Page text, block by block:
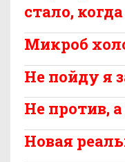
стало,
Микроб
Не пойду я
Не против,
Новая